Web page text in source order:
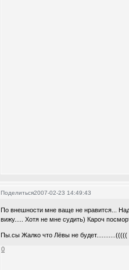
Поделиться2007-02-23 14:49:43
По внешности мне ваще не нравится...
вижу..... Хотя не мне судить) Кароч
Пы.сы Жалко что Лёвы не будет...........(((((
0